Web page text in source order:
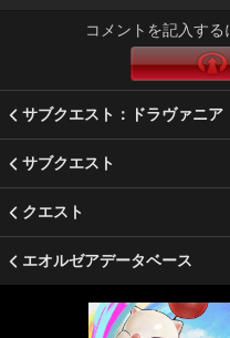
コメントを記入する
サブクエスト：ドラヴァニア
サブクエスト
クエスト
エオルゼアデータベース